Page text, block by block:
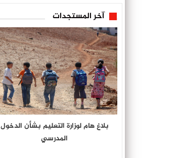
آخر المستجدات
بلاغ هام لوزارة التعليم بشأن الدخول
المدرسي